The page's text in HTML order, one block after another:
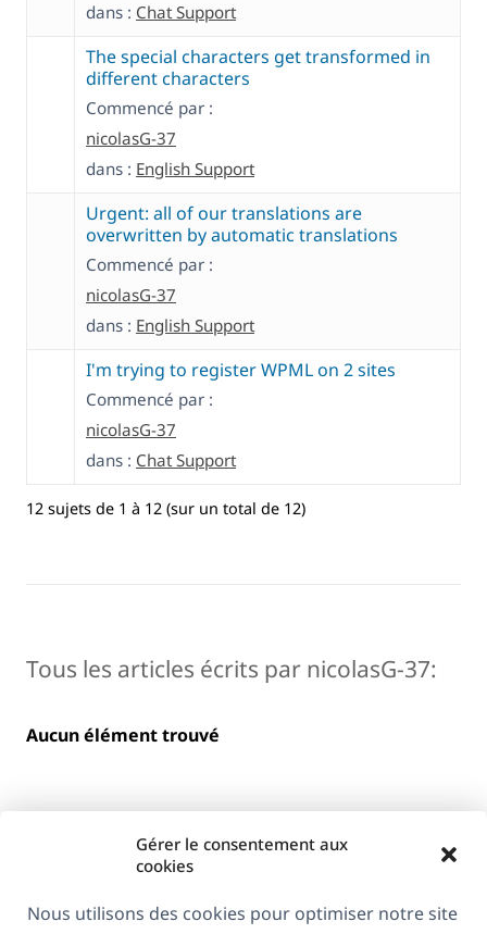
Gérer le consentement aux
cookies
Nous utilisons des cookies pour optimiser notre site
dans : Chat Support
The special characters get transformed in
different characters
Commencé par :
nicolasG-37
dans : English Support
Urgent: all of our translations are
overwritten by automatic translations
Commencé par :
nicolasG-37
dans : English Support
I'm trying to register WPML on 2 sites
Commencé par :
nicolasG-37
dans : Chat Support
12 sujets de 1 à 12 (sur un total de 12)
Tous les articles écrits par nicolasG-37:
Aucun élément trouvé